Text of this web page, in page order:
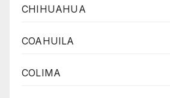
CHIHUAHUA
COAHUILA
COLIMA